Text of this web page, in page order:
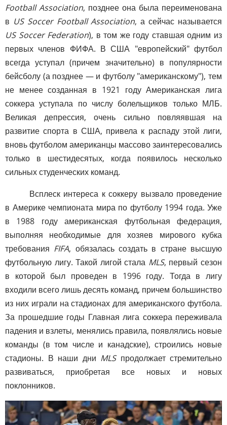
Football Association, позднее она была переименована
в US Soccer Football Association, а сейчас называется
US Soccer Federation), в том же году ставшая одним из
первых членов ФИФА. В США "европейский" футбол
всегда уступал (причем значительно) в популярности
бейсболу (а позднее — и футболу "американскому"), тем
не менее созданная в 1921 году Американская лига
соккера уступала по числу болельщиков только МЛБ.
Великая депрессия, очень сильно повляявшая на
развитие спорта в США, привела к распаду этой лиги,
вновь футболом американцы массово заинтересовались
только в шестидесятых, когда появилось несколько
сильных студенческих команд.
Всплеск интереса к соккеру вызвало проведение
в Америке чемпионата мира по футболу 1994 года. Уже
в 1988 году американская футбольная федерация,
выполняя необходимые для хозяев мирового кубка
требования FIFA, обязалась создать в стране высшую
футбольную лигу. Такой лигой стала MLS, первый сезон
в которой был проведен в 1996 году. Тогда в лигу
входили всего лишь десять команд, причем большинство
из них играли на стадионах для американского футбола.
За прошедшие годы Главная лига соккера переживала
падения и взлеты, менялись правила, появлялись новые
команды (в том числе и канадские), строились новые
стадионы. В наши дни MLSпродолжает стремительно
развиваться, приобретая все новых и новых
поклонников.